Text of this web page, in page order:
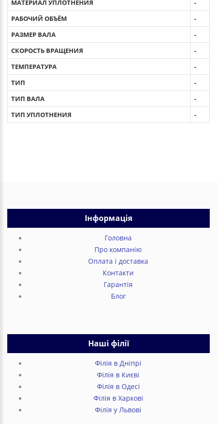
МАТЕРИАЛ УПЛОТНЕНИЯ
-
РАБОЧИЙ ОБЪЁМ
-
РАЗМЕР ВАЛА
-
СКОРОСТЬ ВРАЩЕНИЯ
-
ТЕМПЕРАТУРА
-
ТИП
-
ТИП ВАЛА
-
ТИП УПЛОТНЕНИЯ
-
Інформація
Головна
Про компанію
Оплата і доставка
Контакти
Гарантія
Блог
Наші філії
Філія в Дніпрі
Філія в Києві
Філія в Одесі
Філія в Харкові
Філія у Львові